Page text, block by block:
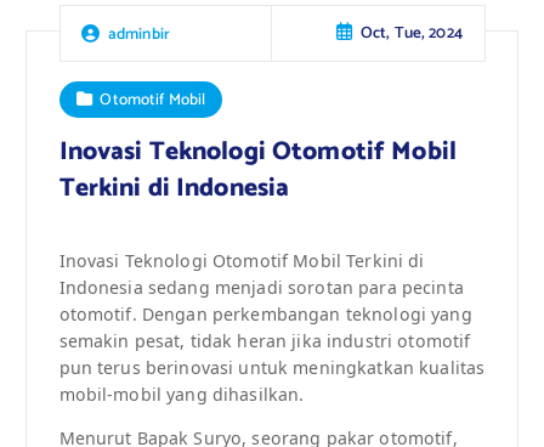
adminbir Oct, Tue, 2024
Otomotif Mobil
Inovasi Teknologi Otomotif Mobil
Terkini di Indonesia
Inovasi Teknologi Otomotif Mobil Terkini di
Indonesia sedang menjadi sorotan para pecinta
otomotif. Dengan perkembangan teknologi yang
semakin pesat, tidak heran jika industri otomotif
pun terus berinovasi untuk meningkatkan kualitas
mobil-mobil yang dihasilkan.
Menurut Bapak Suryo, seorang pakar otomotif,